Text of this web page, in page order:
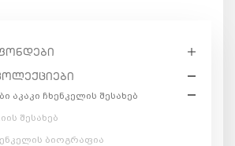
აკაკი ჩხენკელის შესახებ
შესახებ
ბიოგრაფია